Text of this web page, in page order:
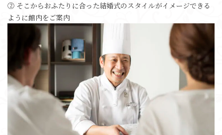
② そこからおふたりに合った結婚式のスタイルがイメージできる
ように館内をご案内